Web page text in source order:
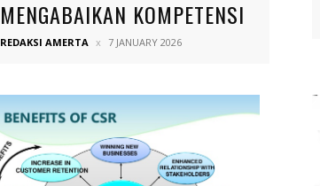
MENGABAIKAN KOMPETENSI
REDAKSI AMERTA 7 JANUARY 2026